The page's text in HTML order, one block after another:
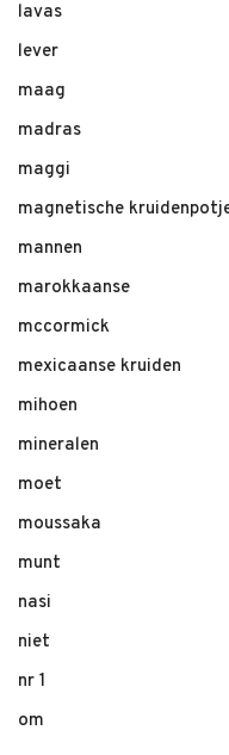
lavas
lever
maag
madras
maggi
magnetische
mannen
marokkaanse
mccormick
mexicaanse kruiden
mihoen
mineralen
moet
moussaka
munt
nasi
niet
nr 1
om